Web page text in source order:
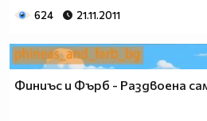
624 21.11.2011
Финиъс и Фърб - Раздвоена